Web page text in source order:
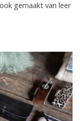
gemaakt van leer